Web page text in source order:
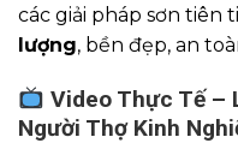
các giải pháp sơn tiên
lượng, bền đẹp, an
Video Thực Tế –
Người Thợ Kinh